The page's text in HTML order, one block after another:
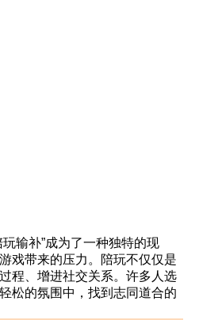
输补”成为了一种独特的现
戏带来的压力。陪玩不仅仅是
程、增进社交关系。许多人选
松的氛围中，找到志同道合的